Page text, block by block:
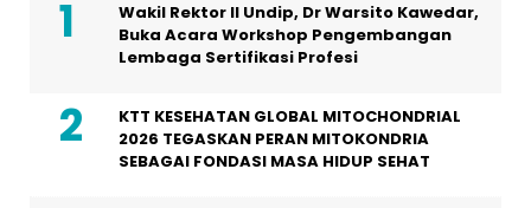
Wakil Rektor II Undip, Dr Warsito Kawedar,
Buka Acara Workshop Pengembangan
Lembaga Sertifikasi Profesi
KTT KESEHATAN GLOBAL MITOCHONDRIAL
2026 TEGASKAN PERAN MITOKONDRIA
SEBAGAI FONDASI MASA HIDUP SEHAT